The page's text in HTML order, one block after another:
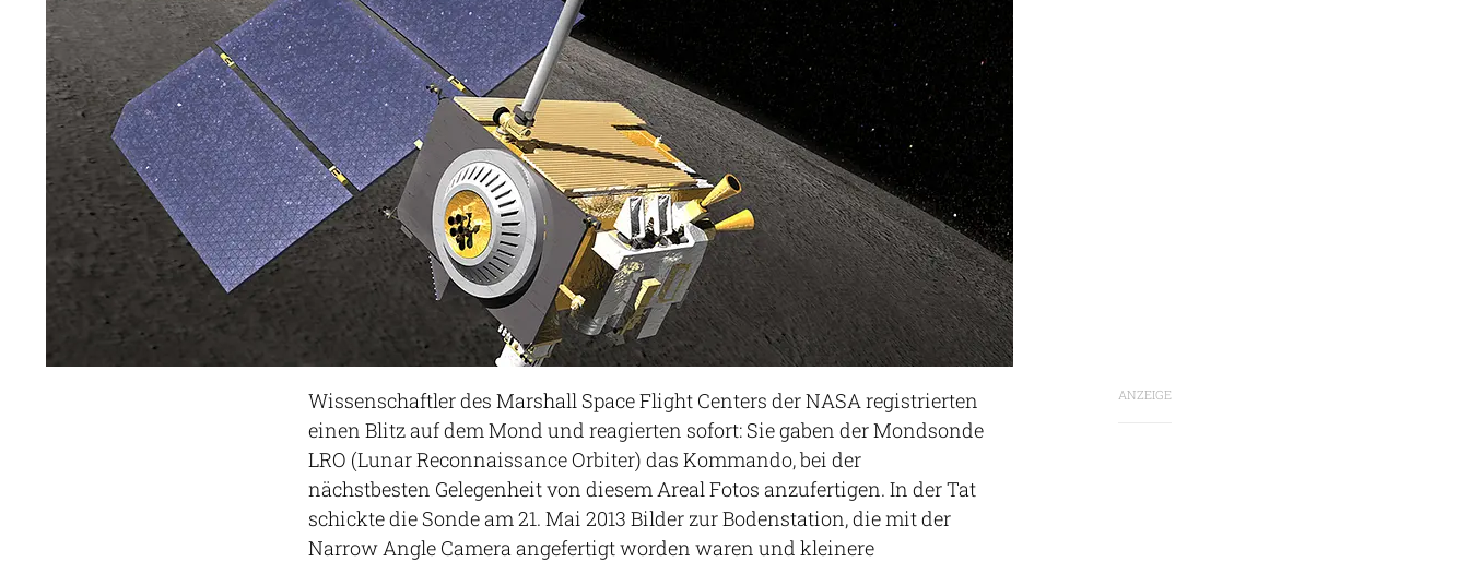
ANZEIGE
Wissenschaftler des Marshall Space Flight Centers der NASA registrierten
einen Blitz auf dem Mond und reagierten sofort: Sie gaben der Mondsonde
LRO (Lunar Reconnaissance Orbiter) das Kommando, bei der
nächstbesten Gelegenheit von diesem Areal Fotos anzufertigen. In der Tat
schickte die Sonde am 21. Mai 2013 Bilder zur Bodenstation, die mit der
Narrow Angle Camera angefertigt worden waren und kleinere